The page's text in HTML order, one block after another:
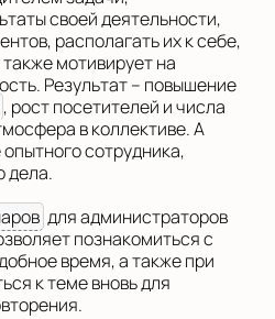
своей деятельности,
располагать их к себе,
мотивирует на
Результат – повышение
, рост посетителей и числа
в коллективе. А
сотрудника,
дела.
для администраторов
познакомиться с
время, а также при
к теме вновь для